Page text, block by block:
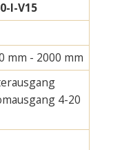
I-V15
mm - 2000 mm
4-20